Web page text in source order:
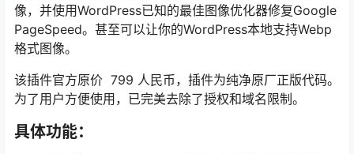
像，并使用WordPress已知的最佳图像优化器修复Google
PageSpeed。甚至可以让你的WordPress本地支持Webp
格式图像。
该插件官方原价 799 人民币，插件为纯净原厂正版代码。
为了用户方便使用，已完美去除了授权和域名限制。
具体功能：